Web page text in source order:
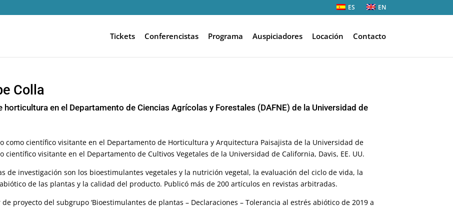
ES EN
Tickets Conferencistas Programa Auspiciadores Locación Contacto
Colla
en el Departamento de Ciencias Agrícolas y Forestales (DAFNE) de la Universidad de
como científico visitante en el Departamento de Horticultura y Arquitectura Paisajista de la Universidad de
científico visitante en el Departamento de Cultivos Vegetales de la Universidad de California, Davis, EE. UU.
de investigación son los bioestimulantes vegetales y la nutrición vegetal, la evaluación del ciclo de vida, la
de las plantas y la calidad del producto. Publicó más de 200 artículos en revistas arbitradas.
proyecto del subgrupo ‘Bioestimulantes de plantas – Declaraciones – Tolerancia al estrés abiótico de 2019 a